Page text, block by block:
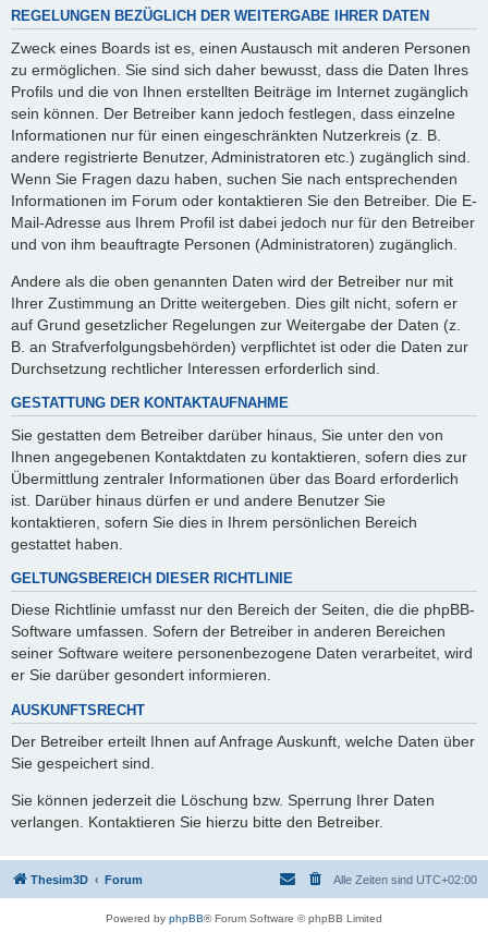
REGELUNGEN BEZÜGLICH DER WEITERGABE IHRER DATEN
Zweck eines Boards ist es, einen Austausch mit anderen Personen
zu ermöglichen. Sie sind sich daher bewusst, dass die Daten Ihres
Profils und die von Ihnen erstellten Beiträge im Internet zugänglich
sein können. Der Betreiber kann jedoch festlegen, dass einzelne
Informationen nur für einen eingeschränkten Nutzerkreis (z. B.
andere registrierte Benutzer, Administratoren etc.) zugänglich sind.
Wenn Sie Fragen dazu haben, suchen Sie nach entsprechenden
Informationen im Forum oder kontaktieren Sie den Betreiber. Die E-
Mail-Adresse aus Ihrem Profil ist dabei jedoch nur für den Betreiber
und von ihm beauftragte Personen (Administratoren) zugänglich.
Andere als die oben genannten Daten wird der Betreiber nur mit
Ihrer Zustimmung an Dritte weitergeben. Dies gilt nicht, sofern er
auf Grund gesetzlicher Regelungen zur Weitergabe der Daten (z.
B. an Strafverfolgungsbehörden) verpflichtet ist oder die Daten zur
Durchsetzung rechtlicher Interessen erforderlich sind.
GESTATTUNG DER KONTAKTAUFNAHME
Sie gestatten dem Betreiber darüber hinaus, Sie unter den von
Ihnen angegebenen Kontaktdaten zu kontaktieren, sofern dies zur
Übermittlung zentraler Informationen über das Board erforderlich
ist. Darüber hinaus dürfen er und andere Benutzer Sie
kontaktieren, sofern Sie dies in Ihrem persönlichen Bereich
gestattet haben.
GELTUNGSBEREICH DIESER RICHTLINIE
Diese Richtlinie umfasst nur den Bereich der Seiten, die die phpBB-
Software umfassen. Sofern der Betreiber in anderen Bereichen
seiner Software weitere personenbezogene Daten verarbeitet, wird
er Sie darüber gesondert informieren.
AUSKUNFTSRECHT
Der Betreiber erteilt Ihnen auf Anfrage Auskunft, welche Daten über
Sie gespeichert sind.
Sie können jederzeit die Löschung bzw. Sperrung Ihrer Daten
verlangen. Kontaktieren Sie hierzu bitte den Betreiber.
Thesim3D Forum Alle Zeiten sind UTC+02:00
Powered by phpBB® Forum Software © phpBB Limited